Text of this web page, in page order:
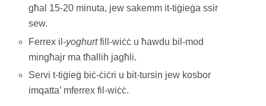
għal 15-20 minuta, jew sakemm it-tiġieġa ssir
sew.
Ferrex il-yoghurtfill-wiċċ u ħawdu bil-mod
mingħajr ma tħallih jagħli.
Servi t-tiġieġ biċ-ċiċri u bit-tursin jew kosbor
imqatta’ mferrex fil-wiċċ.